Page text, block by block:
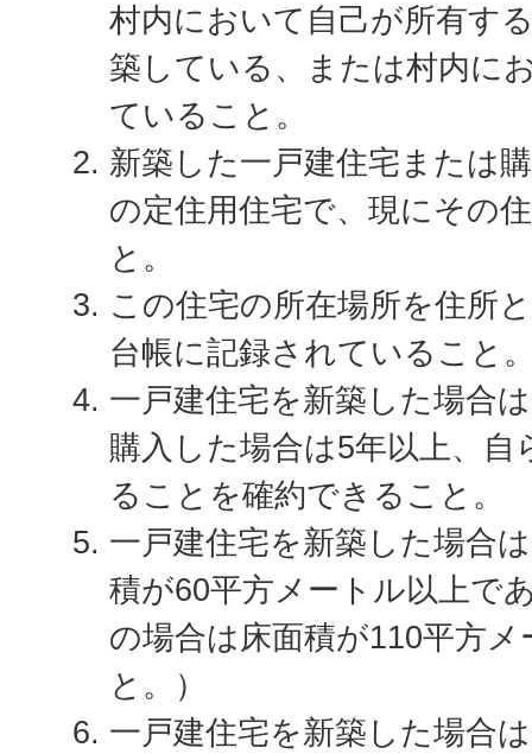
村内において自己が所有す
築している、または村内に
ていること。
新築した一戸建住宅または
の定住用住宅で、現にその
と。
この住宅の所在場所を住所
台帳に記録されていること
一戸建住宅を新築した場合
購入した場合は5年以上、自
ることを確約できること。
一戸建住宅を新築した場合
積が60平方メートル以上で
の場合は床面積が110平方
と。）
一戸建住宅を新築した場合